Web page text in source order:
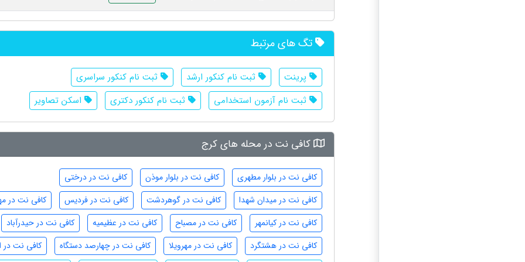
تگ های مرتبط
پرینت ثبت نام کنکور ارشد
ثبت نام کنکور سراسری
ثبت نام آزمون استخدامی
ثبت نام کنکور دکتری اسکن تصاویر
کافی نت در محله های کرج
کافی نت در بلوار مطهری کافی نت در بلوار موذن
کافی نت در درختی
کافی نت در میدان شهدا
کافی نت در گوهردشت کافی نت در فردیس
کافی نت در
کافی نت در کیانمهر
کافی نت در مصباح کافی نت در عظیمیه
کافی نت در حیدرآباد
کافی نت در هشتگرد
کافی نت در مهرویلا کافی نت در چهارصد دستگاه کافی نت در